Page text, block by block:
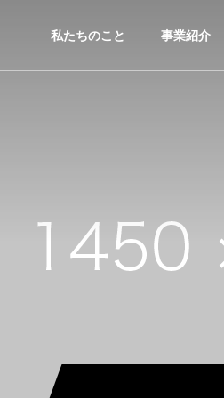
私たちのこと 事業紹介